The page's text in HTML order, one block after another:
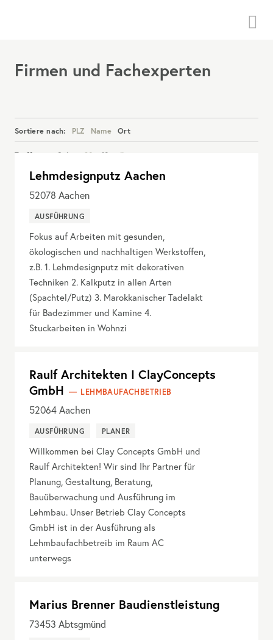
Firmen und Fachexperten
Sortiere nach: PLZ Name Ort
Treffer pro Seite: 20 40 alle
Details anzeigen
Lehmdesignputz Aachen
52078 Aachen
AUSFÜHRUNG
Fokus auf Arbeiten mit gesunden,
ökologischen und nachhaltigen Werkstoffen,
z.B. 1. Lehmdesignputz mit dekorativen
Techniken 2. Kalkputz in allen Arten
(Spachtel/Putz) 3. Marokkanischer Tadelakt
für Badezimmer und Kamine 4.
Stuckarbeiten in Wohnzi
Raulf Architekten I ClayConcepts
GmbH
LEHMBAUFACHBETRIEB
52064Aachen
AUSFÜHRUNG PLANER
Willkommen bei Clay Concepts GmbH und
Raulf Architekten! Wir sind Ihr Partner für
Planung, Gestaltung, Beratung,
Bauüberwachung und Ausführung im
Lehmbau. Unser Betrieb Clay Concepts
GmbH ist in der Ausführung als
Lehmbaufachbetreib im Raum AC
unterwegs
Marius Brenner Baudienstleistung
73453 Abtsgmünd